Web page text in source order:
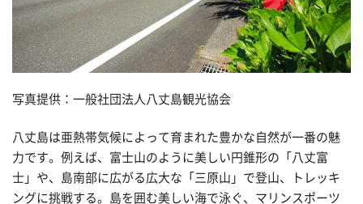
写真提供：一般社団法人八丈島観光協会
八丈島は亜熱帯気候によって育まれた豊かな自然が一番の魅
力です。例えば、富士山のように美しい円錐形の「八丈富
士」や、島南部に広がる広大な「三原山」で登山、トレッキ
ングに挑戦する。島を囲む美しい海で泳ぐ、マリンスポーツ